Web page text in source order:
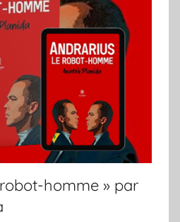
homme » par